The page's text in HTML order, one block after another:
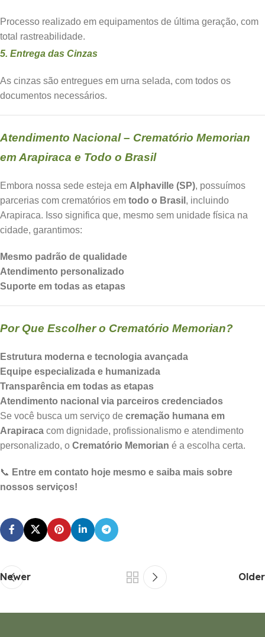
Processo realizado em equipamentos de última geração, com
total rastreabilidade.
5. Entrega das Cinzas
As cinzas são entregues em urna selada, com todos os
documentos necessários.
Atendimento Nacional – Crematório Memorian
em Arapiraca e Todo o Brasil
Embora nossa sede esteja em Alphaville (SP), possuímos
parcerias com crematórios em todo o Brasil , incluindo
Arapiraca. Isso significa que, mesmo sem unidade física na
cidade, garantimos:
Mesmo padrão de qualidade
Atendimento personalizado
Suporte em todas as etapas
Por Que Escolher o Crematório Memorian?
Estrutura moderna e tecnologia avançada
Equipe especializada e humanizada
Transparência em todas as etapas
Atendimento nacional via parceiros credenciados
Se você busca um serviço de cremação humana em
Arapiraca com dignidade, profissionalismo e atendimento
personalizado, o Crematório Memorian é a escolha certa.
📞 Entre em contato hoje mesmo e saiba mais sobre
nossos serviços!
Newer Older